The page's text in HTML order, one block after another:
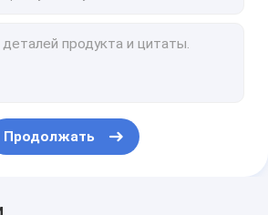
Продолжать